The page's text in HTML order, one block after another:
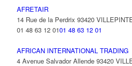
AFRETAIR
14 Rue de la Perdrix 93420
01 48 63 12 0101 48 63 12 01
AFRICAN INTERNATIONAL TRADING
4 Avenue Salvador Allende 93420